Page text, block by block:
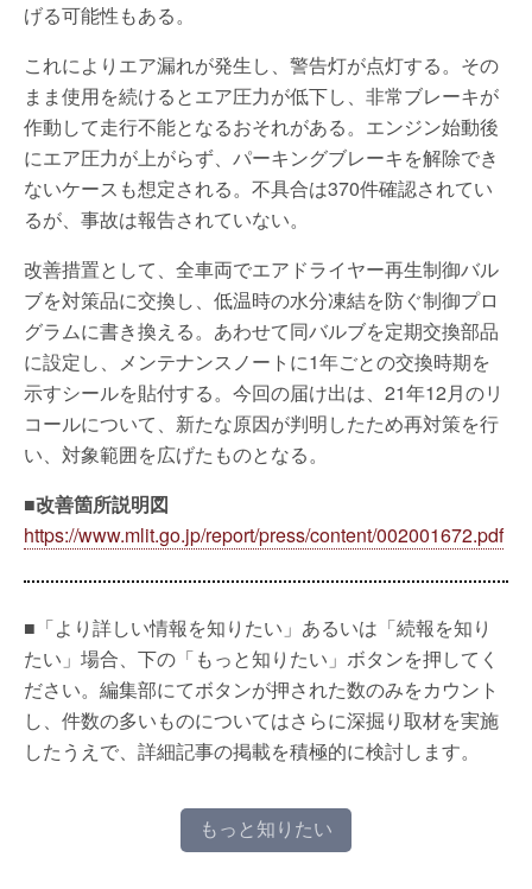
げる可能性もある。
これによりエア漏れが発生し、警告灯が点灯する。その
まま使用を続けるとエア圧力が低下し、非常ブレーキが
作動して走行不能となるおそれがある。エンジン始動後
にエア圧力が上がらず、パーキングブレーキを解除でき
ないケースも想定される。不具合は370件確認されてい
るが、事故は報告されていない。
改善措置として、全車両でエアドライヤー再生制御バル
ブを対策品に交換し、低温時の水分凍結を防ぐ制御プロ
グラムに書き換える。あわせて同バルブを定期交換部品
に設定し、メンテナンスノートに1年ごとの交換時期を
示すシールを貼付する。今回の届け出は、21年12月のリ
コールについて、新たな原因が判明したため再対策を行
い、対象範囲を広げたものとなる。
■改善箇所説明図
https://www.mlit.go.jp/report/press/content/002001672.pdf
■「より詳しい情報を知りたい」あるいは「続報を知り
たい」場合、下の「もっと知りたい」ボタンを押してく
ださい。編集部にてボタンが押された数のみをカウント
し、件数の多いものについてはさらに深掘り取材を実施
したうえで、詳細記事の掲載を積極的に検討します。
もっと知りたい